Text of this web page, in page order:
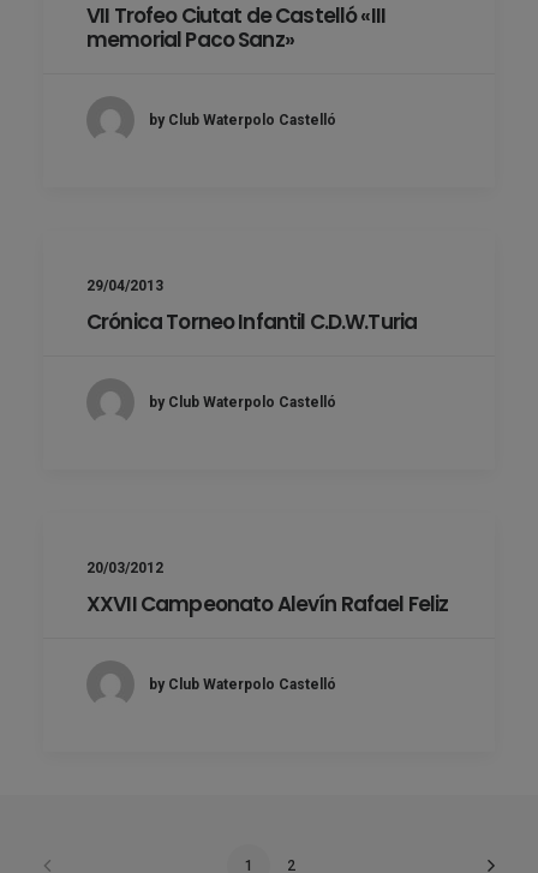
VII Trofeo Ciutat de Castelló «III
memorial Paco Sanz»
by Club Waterpolo Castelló
29/04/2013
Crónica Torneo Infantil C.D.W.Turia
by Club Waterpolo Castelló
20/03/2012
XXVII Campeonato Alevín Rafael Feliz
by Club Waterpolo Castelló
1 2